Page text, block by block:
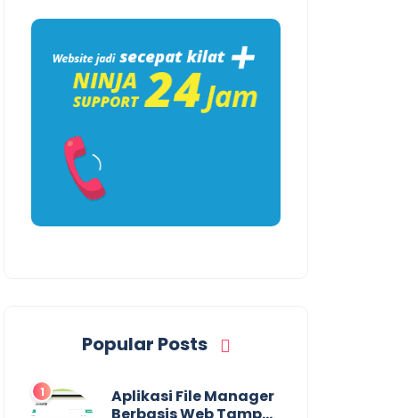
Popular Posts
Aplikasi File Manager